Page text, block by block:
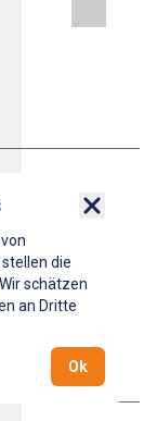
Close
die
schätzen
an Dritte
Ok